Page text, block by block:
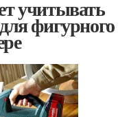
учитывать
фигурного